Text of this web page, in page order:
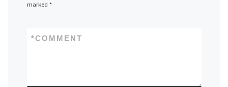
marked *
COMMENT
*